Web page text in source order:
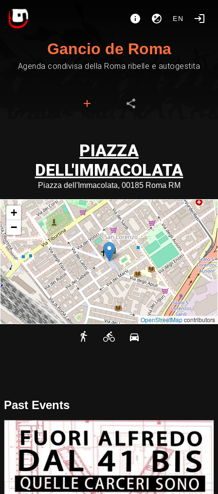
EN
Gancio de Roma
Agenda condivisa della Roma ribelle e autogestita
PIAZZA
DELL'IMMACOLATA
Piazza dell'Immacolata, 00185 Roma RM
+
−
OpenStreetMapcontributors
Past Events